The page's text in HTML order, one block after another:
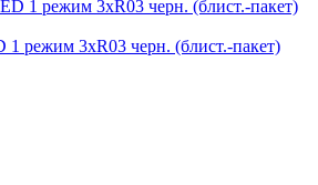
режим 3хR03 черн. (блист.-пакет)